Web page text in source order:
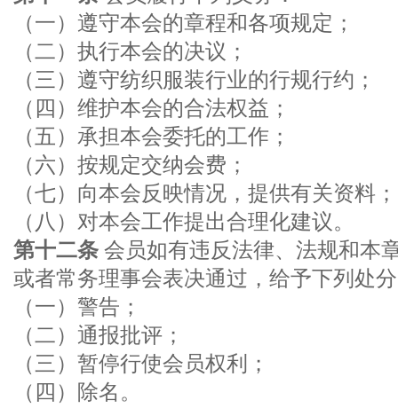
（一）遵守本会的章程和各项规定；
（二）执行本会的决议；
（三）遵守纺织服装行业的行规行约；
（四）维护本会的合法权益；
（五）承担本会委托的工作；
（六）按规定交纳会费；
（七）向本会反映情况，提供有关资料；
（八）对本会工作提出合理化建议。
第十二条 会员如有违反法律、法规和本
或者常务理事会表决通过，给予下列处
（一）警告；
（二）通报批评；
（三）暂停行使会员权利；
（四）除名。